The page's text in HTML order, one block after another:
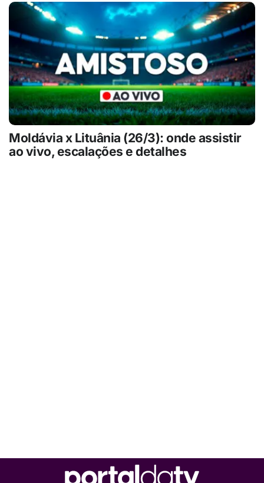
Moldávia x Lituânia (26/3): onde assistir
ao vivo, escalações e detalhes